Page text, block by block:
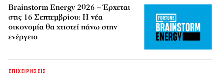
Brainstorm Energy 2026 – Έρχεται
στις 16 Σεπτεμβρίου: Η νέα
οικονομία θα χτιστεί πάνω στην
ενέργεια
ΕΠΙΧΕΙΡΗΣΕΙΣ